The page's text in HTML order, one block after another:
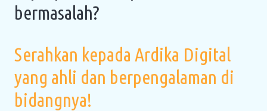
bermasalah?
Serahkan kepada Ardika Digital
yang ahli dan berpengalaman di
bidangnya!